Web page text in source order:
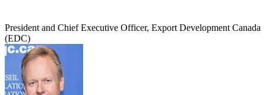
President and Chief Executive Officer, Export Development Canada
(EDC)